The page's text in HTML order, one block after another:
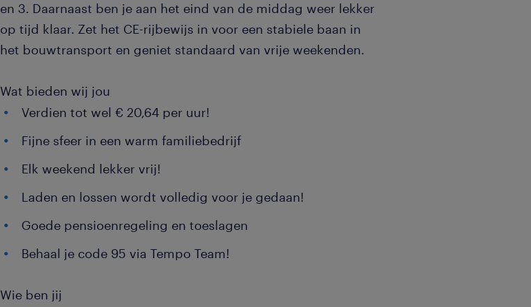
en 3. Daarnaast ben je aan het eind van de middag weer lekker
op tijd klaar. Zet het CE-rijbewijs in voor een stabiele baan in
het bouwtransport en geniet standaard van vrije weekenden.
Wat bieden wij jou
Verdien tot wel € 20,64 per uur!
Fijne sfeer in een warm familiebedrijf
Elk weekend lekker vrij!
Laden en lossen wordt volledig voor je gedaan!
Goede pensioenregeling en toeslagen
Behaal je code 95 via Tempo Team!
Wie ben jij